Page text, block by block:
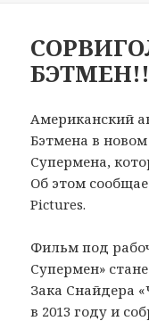
Американский
Бэтмена в
Супермена,
Об этом
Pictures.
Фильм под
Супермен»
Зака Снайдера
в 2013 году и